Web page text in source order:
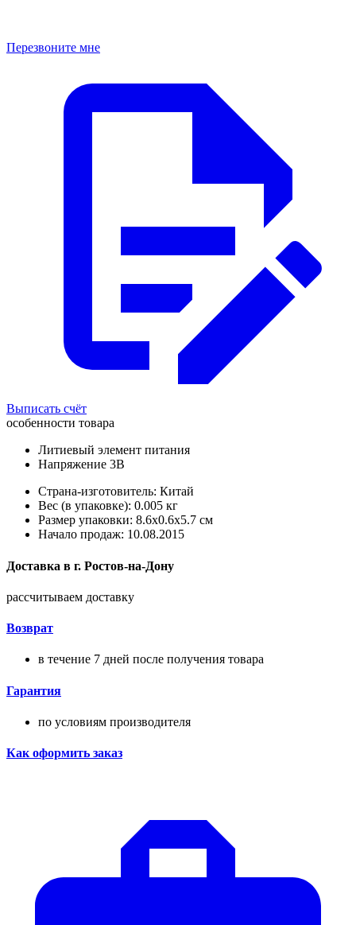
Перезвоните мне
Выписать счёт
особенности товара
Литиевый элемент питания
Напряжение 3В
Страна-изготовитель: Китай
Вес (в упаковке): 0.005 кг
Размер упаковки: 8.6x0.6x5.7 см
Начало продаж: 10.08.2015
Доставка в г. Ростов-на-Дону
рассчитываем доставку
Возврат
в течение 7 дней после получения товара
Гарантия
по условиям производителя
Как оформить заказ